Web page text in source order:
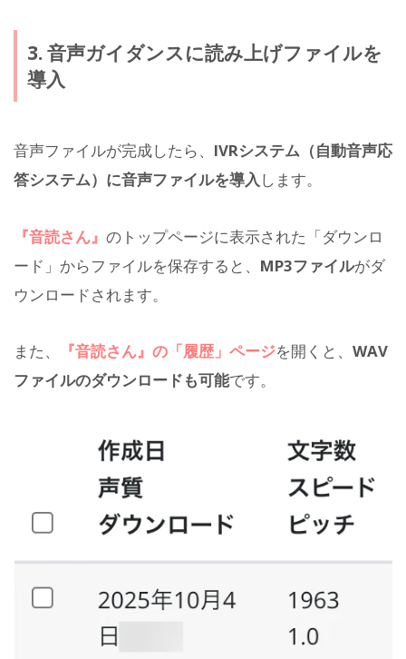
3. 音声ガイダンスに読み上げファイルを
導入
音声ファイルが完成したら、 IVRシステム（自動音声応
答システム）に音声ファイルを導入します。
『音読さん』 のトップページに表示された「ダウンロ
ード」からファイルを保存すると、 MP3ファイルがダ
ウンロードされます。
また、 『音読さん』の「履歴」ページを開くと、 WAV
ファイルのダウンロードも可能です。